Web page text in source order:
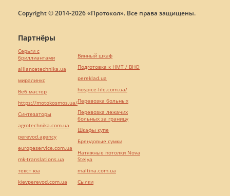
Copyright © 2014-2026 «Протокол». Все права защищены.
Партнёры
Серьги с
бриллиантами
alliancetechnika.ua
миралинкс
Веб мастер
https://motokosmos.ua/
Синтезаторы
agrotechnika.com.ua
perevod.agency
europeservice.com.ua
mk-translations.ua
текст юа
kievperevod.com.ua
Винный шкаф
Подготовка к НМТ / ВНО
pereklad.ua
hospice-life.com.ua/
Перевозка больных
Перевозка лежачих
больных за границу
Шкафы купе
Брендовые сумки
Натяжные потолки Nova
Stelya
maltina.com.ua
Cылки